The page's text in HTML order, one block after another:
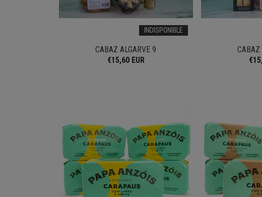
INDISPONIBLE
CABAZ ALGARVE 9
€15,60 EUR
CABAZ